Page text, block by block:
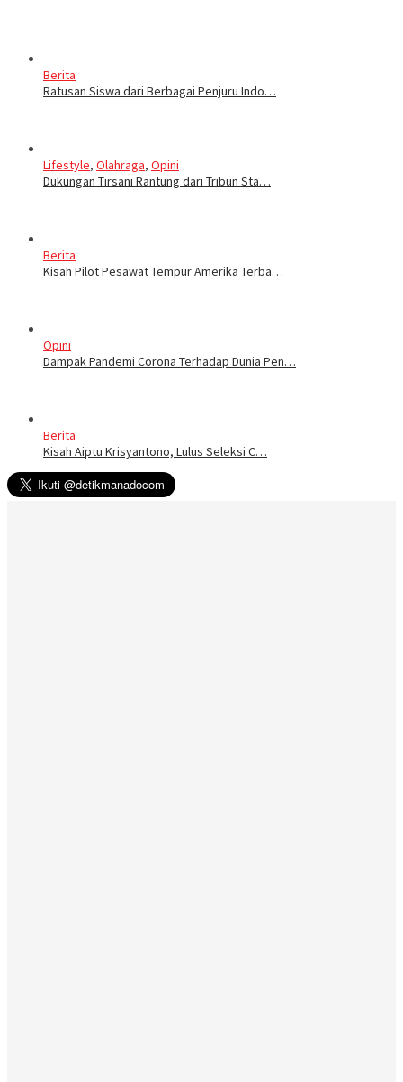
Berita
Ratusan Siswa dari Berbagai Penjuru Indo…
Lifestyle, Olahraga, Opini
Dukungan Tirsani Rantung dari Tribun Sta…
Berita
Kisah Pilot Pesawat Tempur Amerika Terba…
Opini
Dampak Pandemi Corona Terhadap Dunia Pen…
Berita
Kisah Aiptu Krisyantono, Lulus Seleksi C…